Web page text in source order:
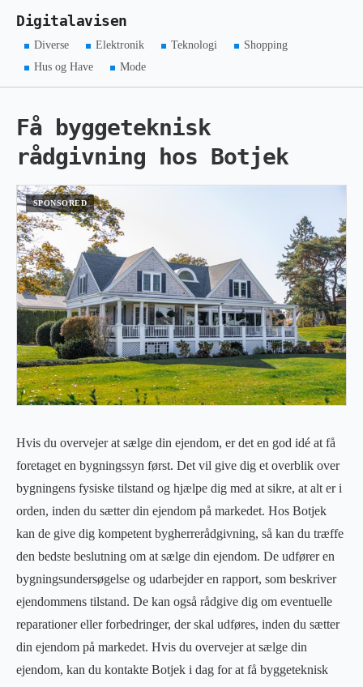
Digitalavisen
Diverse Elektronik Teknologi
Shopping
Hus og Have
Mode
Få byggeteknisk
rådgivning hos Botjek
Hvis du overvejer at sælge din ejendom, er det en god idé at få
foretaget en bygningssyn først. Det vil give dig et overblik over
bygningens fysiske tilstand og hjælpe dig med at sikre, at alt er i
orden, inden du sætter din ejendom på markedet. Hos Botjek
kan de give dig kompetent bygherrerådgivning, så kan du træffe
den bedste beslutning om at sælge din ejendom. De udfører en
bygningsundersøgelse og udarbejder en rapport, som beskriver
ejendommens tilstand. De kan også rådgive dig om eventuelle
reparationer eller forbedringer, der skal udføres, inden du sætter
din ejendom på markedet. Hvis du overvejer at sælge din
ejendom, kan du kontakte Botjek i dag for at få byggeteknisk